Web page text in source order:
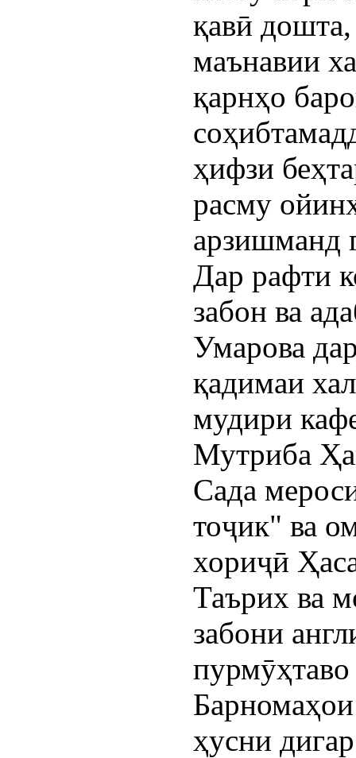
қавӣ
маънавии
қарнҳо
ҳифзи
расму
арзишманд
Дар рафти
забон ва
Умарова
қадимаи
мудири
Мутриба
Сада
тоҷик" ва
хориҷӣ
Таърих ва
забони
ҳусни